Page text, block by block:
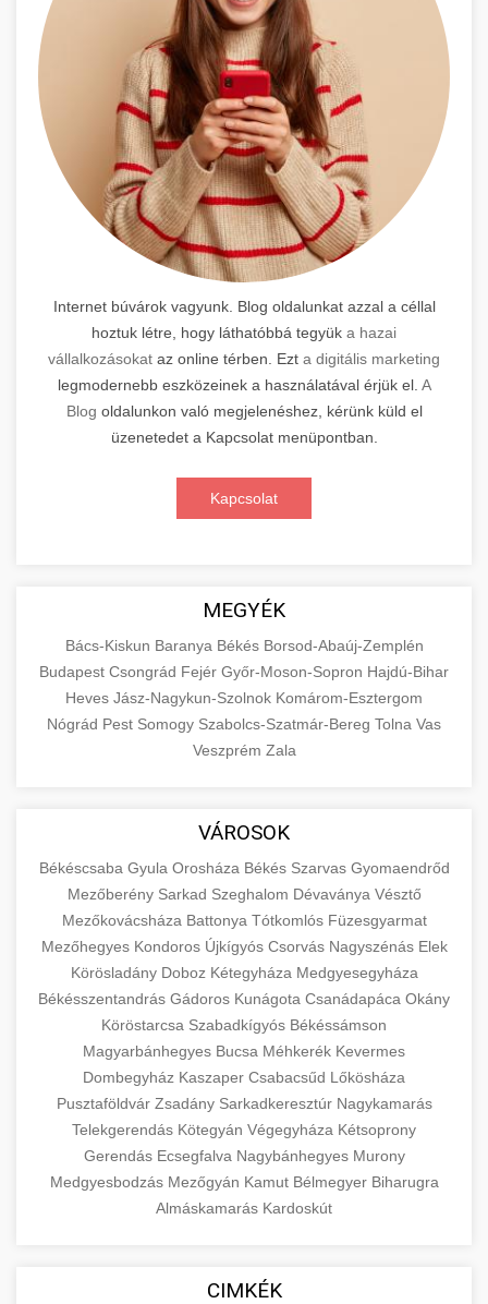
Internet búvárok vagyunk. Blog oldalunkat azzal a céllal
hoztuk létre, hogy láthatóbbá tegyük a hazai
vállalkozásokat az online térben. Ezt a digitális marketing
legmodernebb eszközeinek a használatával érjük el. A
Blog oldalunkon való megjelenéshez, kérünk küld el
üzenetedet a Kapcsolat menüpontban.
Kapcsolat
MEGYÉK
Bács-Kiskun Baranya Békés Borsod-Abaúj-Zemplén
Budapest Csongrád Fejér Győr-Moson-Sopron Hajdú-Bihar
Heves Jász-Nagykun-Szolnok Komárom-Esztergom
Nógrád Pest Somogy Szabolcs-Szatmár-Bereg Tolna Vas
Veszprém Zala
VÁROSOK
Békéscsaba Gyula Orosháza Békés Szarvas Gyomaendrőd
Mezőberény Sarkad Szeghalom Dévaványa Vésztő
Mezőkovácsháza Battonya Tótkomlós Füzesgyarmat
Mezőhegyes Kondoros Újkígyós Csorvás Nagyszénás Elek
Körösladány Doboz Kétegyháza Medgyesegyháza
Békésszentandrás Gádoros Kunágota Csanádapáca Okány
Köröstarcsa Szabadkígyós Békéssámson
Magyarbánhegyes Bucsa Méhkerék Kevermes
Dombegyház Kaszaper Csabacsűd Lőkösháza
Pusztaföldvár Zsadány Sarkadkeresztúr Nagykamarás
Telekgerendás Kötegyán Végegyháza Kétsoprony
Gerendás Ecsegfalva Nagybánhegyes Murony
Medgyesbodzás Mezőgyán Kamut Bélmegyer Biharugra
Almáskamarás Kardoskút
CIMKÉK